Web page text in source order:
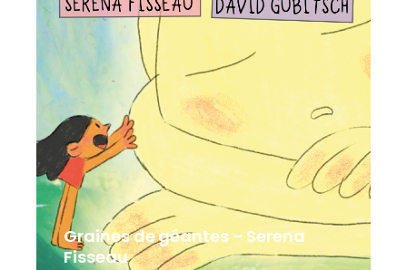
Graines de géantes – Serena
Fisseau